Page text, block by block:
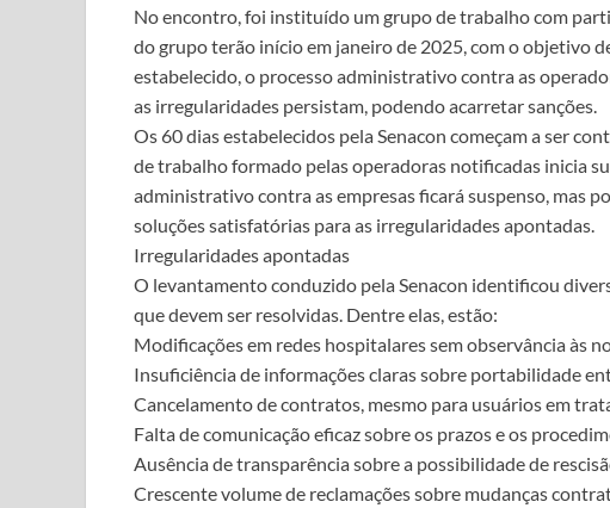
No encontro, foi instituído um grupo de trabalho com
do grupo terão início em janeiro de 2025, com o objetivo
estabelecido, o processo administrativo contra as
as irregularidades persistam, podendo acarretar sanções.
Os 60 dias estabelecidos pela Senacon começam a ser
de trabalho formado pelas operadoras notificadas inicia
administrativo contra as empresas ficará suspenso, mas
soluções satisfatórias para as irregularidades apontadas.
Irregularidades apontadas
O levantamento conduzido pela Senacon identificou
que devem ser resolvidas. Dentre elas, estão:
Modificações em redes hospitalares sem observância às
Insuficiência de informações claras sobre portabilidade
Cancelamento de contratos, mesmo para usuários em
Falta de comunicação eficaz sobre os prazos e os
Ausência de transparência sobre a possibilidade de
Crescente volume de reclamações sobre mudanças